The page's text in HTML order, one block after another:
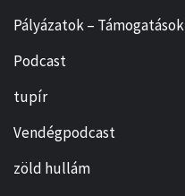
Pályázatok – Támogatások
Podcast
tupír
Vendégpodcast
zöld hullám